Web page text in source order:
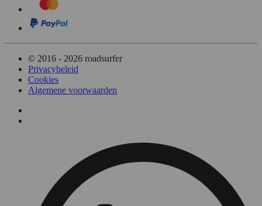
© 2016 - 2026 roadsurfer
Privacybeleid
Cookies
Algemene voorwaarden